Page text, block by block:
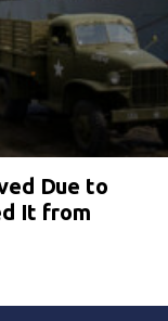
Due to
It from